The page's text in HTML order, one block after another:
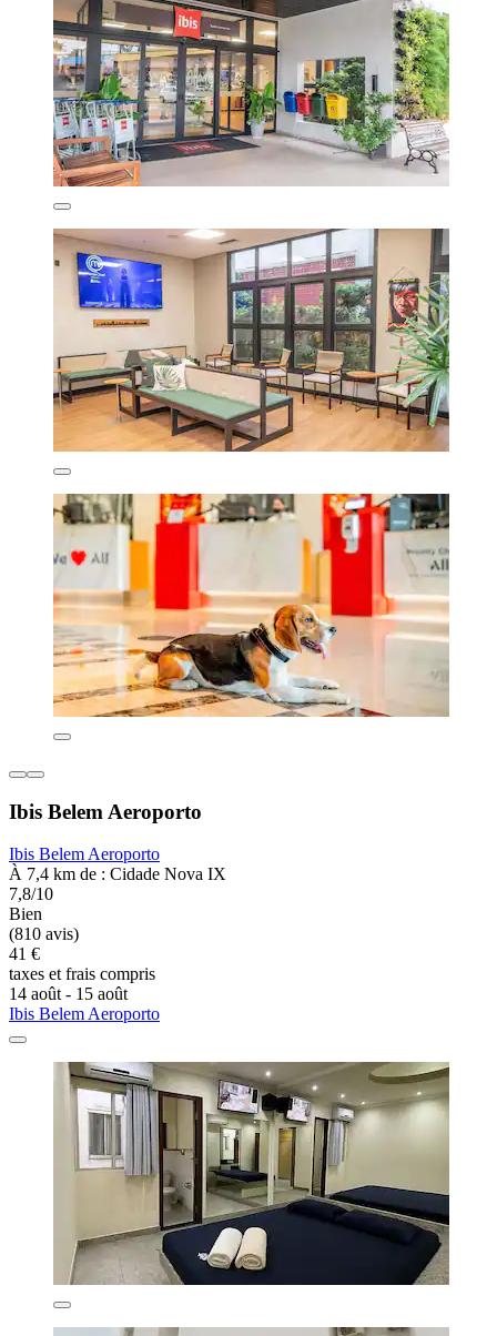
Ibis Belem Aeroporto
Ibis Belem Aeroporto
À 7,4 km de : Cidade Nova IX
7,8/10
Bien
(810 avis)
41 €
taxes et frais compris
14 août - 15 août
Ibis Belem Aeroporto